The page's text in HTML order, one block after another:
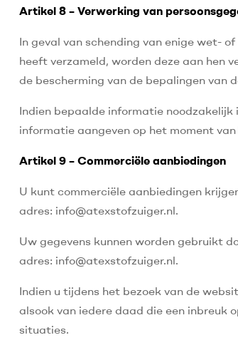
Artikel 8 – Verwerking van
In geval van schending van enige wet-
heeft verzameld, worden deze aan hen
de bescherming van de bepalingen van
Indien bepaalde informatie
informatie aangeven op het moment
Artikel 9 – Commerciële aanbiedingen
U kunt commerciële aanbiedingen
adres: info@atexstofzuiger.nl.
Uw gegevens kunnen worden gebruikt
adres: info@atexstofzuiger.nl.
Indien u tijdens het bezoek van de
alsook van iedere daad die een inbreuk
situaties.